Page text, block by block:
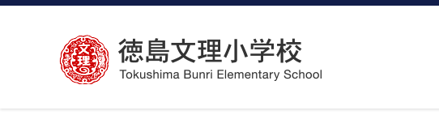
コ